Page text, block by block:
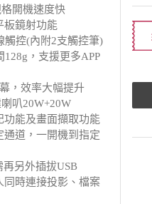
開機速度快
板鏡射功能
觸控(內附2支觸控筆)
，支援更多APP
，效率大幅提升
叭20W+20W
功能及畫面擷取功能
通道，一開機到指定
另外插拔USB
同時連接投影、檔案